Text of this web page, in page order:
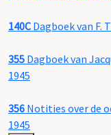
140C Dagboek van F.
355 Dagboek van
1945
356 Notities over de
1945